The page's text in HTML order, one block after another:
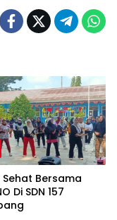
Sehat Bersama
Di SDN 157